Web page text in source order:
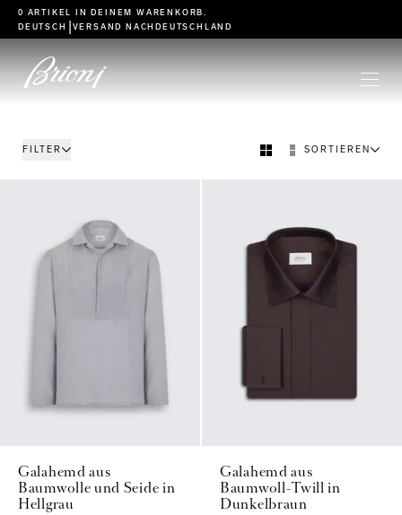
go to main content
0 ARTIKEL IN DEINEMWARENKORB
DEUTSCH
VERSAND NACH DEUTSCHLAND
FILTER SORTIEREN
Galahemd aus
Baumwolle und Seide in
Hellgrau
Galahemd aus
Baumwoll-Twill in
Dunkelbraun